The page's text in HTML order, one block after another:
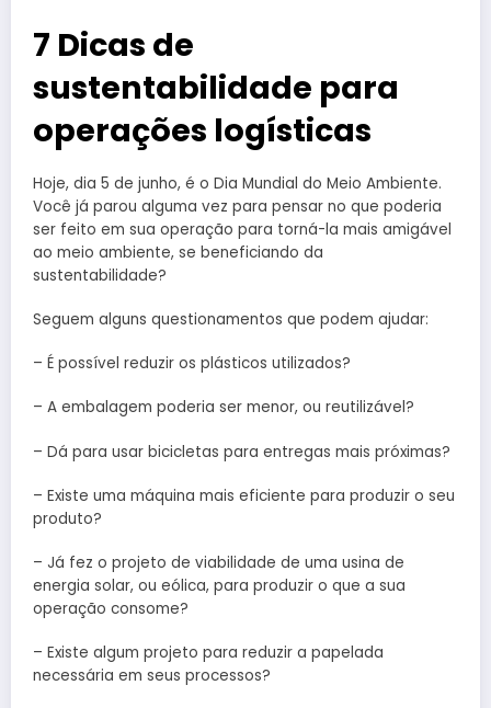
7 Dicas de
sustentabilidade para
operações logísticas
Hoje, dia 5 de junho, é o Dia Mundial do Meio Ambiente.
Você já parou alguma vez para pensar no que poderia
ser feito em sua operação para torná-la mais amigável
ao meio ambiente, se beneficiando da
sustentabilidade?
Seguem alguns questionamentos que podem ajudar:
– É possível reduzir os plásticos utilizados?
– A embalagem poderia ser menor, ou reutilizável?
– Dá para usar bicicletas para entregas mais próximas?
– Existe uma máquina mais eficiente para produzir o seu
produto?
– Já fez o projeto de viabilidade de uma usina de
energia solar, ou eólica, para produzir o que a sua
operação consome?
– Existe algum projeto para reduzir a papelada
necessária em seus processos?